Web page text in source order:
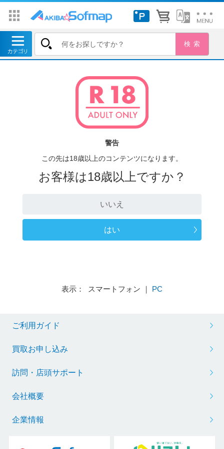
警告
この先は18歳以上のコンテンツになります。
お客様は18歳以上ですか？
いいえ
はい
表示： スマートフォン ｜ PC
ご利用ガイド
買取お申し込み
訪問・店頭サポート
会社概要
企業情報